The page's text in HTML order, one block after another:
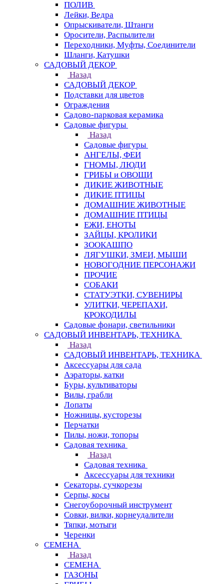
ПОЛИВ
Лейки, Ведра
Опрыскиватели, Штанги
Оросители, Распылители
Переходники, Муфты, Соединители
Шланги, Катушки
САДОВЫЙ ДЕКОР
Назад
САДОВЫЙ ДЕКОР
Подставки для цветов
Ограждения
Садово-парковая керамика
Садовые фигуры
Назад
Садовые фигуры
АНГЕЛЫ, ФЕИ
ГНОМЫ, ЛЮДИ
ГРИБЫ и ОВОЩИ
ДИКИЕ ЖИВОТНЫЕ
ДИКИЕ ПТИЦЫ
ДОМАШНИЕ ЖИВОТНЫЕ
ДОМАШНИЕ ПТИЦЫ
ЕЖИ, ЕНОТЫ
ЗАЙЦЫ, КРОЛИКИ
ЗООКАШПО
ЛЯГУШКИ, ЗМЕИ, МЫШИ
НОВОГОДНИЕ ПЕРСОНАЖИ
ПРОЧИЕ
СОБАКИ
СТАТУЭТКИ, СУВЕНИРЫ
УЛИТКИ, ЧЕРЕПАХИ,
КРОКОДИЛЫ
Садовые фонари, светильники
САДОВЫЙ ИНВЕНТАРЬ, ТЕХНИКА
Назад
САДОВЫЙ ИНВЕНТАРЬ, ТЕХНИКА
Аксессуары для сада
Аэраторы, катки
Буры, культиваторы
Вилы, грабли
Лопаты
Ножницы, кусторезы
Перчатки
Пилы, ножи, топоры
Садовая техника
Назад
Садовая техника
Аксессуары для техники
Секаторы, сучкорезы
Серпы, косы
Снегоуборочный инструмент
Совки, вилки, корнеудалители
Тяпки, мотыги
Черенки
СЕМЕНА
Назад
СЕМЕНА
ГАЗОНЫ